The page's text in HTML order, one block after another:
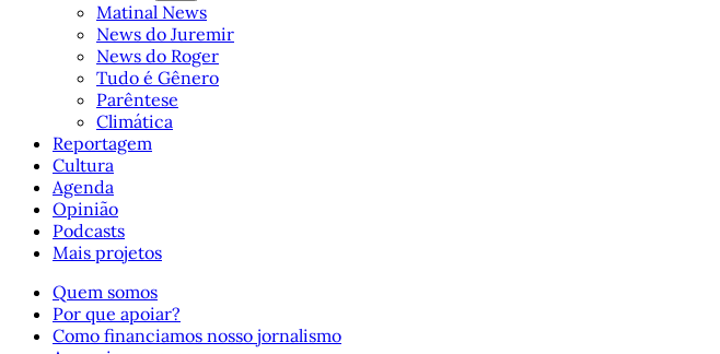
Matinal News
News do Juremir
News do Roger
Tudo é Gênero
Parêntese
Climática
Reportagem
Cultura
Agenda
Opinião
Podcasts
Mais projetos
Quem somos
Por que apoiar?
Como financiamos nosso jornalismo